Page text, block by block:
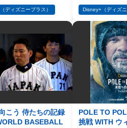
ディズニープラス） Disney+（ディズニ
こう 侍たちの記録
BASEBALL
POLE TO
挑戦 WITH ウ